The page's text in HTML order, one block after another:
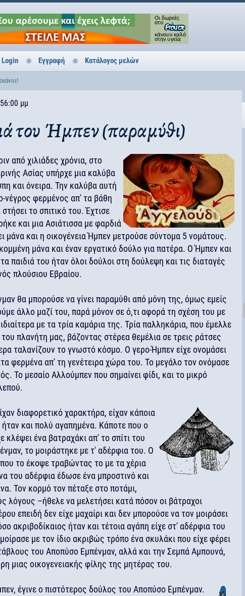
Login Εγγραφή Κατάλογος μελών
μμ
του Ήμπεν (παραμύθι)
από χιλιάδες χρόνια, στο
Ασίας υπήρχε μια καλύβα
και όνειρα. Την καλύβα αυτή
νέγρος φερμένος απ' τα βάθη
το σπιτικό του. Έχτισε
και μια Ασιάτισσα με φαρδιά
μάνα και η οικογένεια Ήμπεν μετρούσε σύντομα 5 νομάτους.
μάνα και έναν εργατικό δούλο για πατέρα. Ο Ήμπεν και
παιδιά του ήταν όλοι δούλοι στη δούλεψη και τις διαταγές
πλούσιου Εβραίου.
θα μπορούσε να γίνει παραμύθι από μόνη της, όμως εμείς
άλλο μαζί του, παρά μόνον σε ό,τι αφορά τη σχέση του με
με τα τρία καμάρια της. Τρία παλληκάρια, που έμελλε
πλανήτη μας, βάζοντας στέρεα θεμέλια σε τρεις ράτσες
ταλανίζουν το γνωστό κόσμο. Ο γερο-Ήμπεν είχε ονομάσει
φερμένα απ' τη γενέτειρα χώρα του. Το μεγάλο τον ονόμασε
Το μεσαίο Αλλούμπεν που σημαίνει φίδι, και το μικρό
διαφορετικό χαρακτήρα, είχαν κάποια
ήταν και πολύ αγαπημένα. Κάποτε που ο
κλέψει ένα βατραχάκι απ' το σπίτι του
το μοιράστηκε με τ' αδέρφια του. Ο
το έκοψε τραβώντας το με τα χέρια
του αδέρφια έδωσε ένα μπροστινό και
Τον κορμό τον πέταξε στο ποτάμι,
λόγους –ήθελε να μελετήσει κατά πόσον οι βάτραχοι
επειδή δεν είχε μαχαίρι και δεν μπορούσε να τον μοιράσει
ακριβοδίκαιος ήταν και τέτοια αγάπη είχε στ' αδέρφια του
με τον ίδιο ακριβώς τρόπο ένα σκυλάκι που είχε φέρει
του Αποπύσο Εμπένμαν, αλλά και την Σεμπά Αμπουνά,
μιας οικογενειακής φίλης της μητέρας του.
έγινε ο πιστότερος δούλος του Αποπύσο Εμπένμαν.